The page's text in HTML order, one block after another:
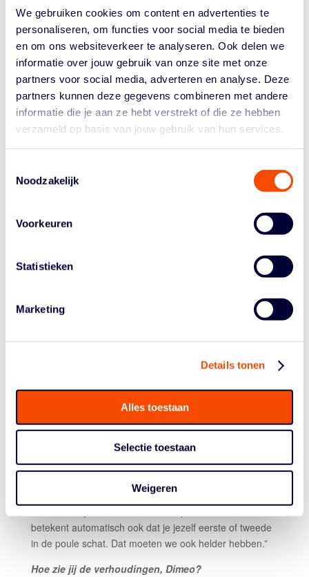
We gebruiken cookies om content en advertenties te
personaliseren, om functies voor social media te bieden
en om ons websiteverkeer te analyseren. Ook delen we
informatie over jouw gebruik van onze site met onze
partners voor social media, adverteren en analyse. Deze
partners kunnen deze gegevens combineren met andere
informatie die je aan ze hebt verstrekt of die ze hebben
verzameld op basis van jouw gebruik van hun services.
Noodzakelijk
Voorkeuren
Statistieken
Marketing
Details tonen
Alles toestaan
Selectie toestaan
Weigeren
staan. Daar hoeven we niets aan te veranderen.”
TEKST GAAT DOOR ONDER DE AFBEELDING
“Ik ben sowieso een arrogante kwal dus ik zet mezelf
moeten we misschien tegen die-en-die
Aron Roijé: “Een beetje. Maar de aanpak van de laatste
jaren is: alles wedstrijd voor wedstrijd bekijken. Als wij nu
onszelf weg, en van de wedstrijd waarop we onsnu
moeten voorbereiden. Maar je ziet in het schema wel:
dit zijn mogelijke tegenstanders.”
Je speelt in een poule met Groot-Brittannië,
Litouwen, Zwitserland en Spanje. Voelt dat als: het
Aron Roijé: “Je mag best uitspreken dat wij één van de
betekent automatisch ook dat je jezelf eerste of tweede
in de poule schat. Dat moeten we ook helder hebben.”
Hoe zie jij de verhoudingen, Dimeo?